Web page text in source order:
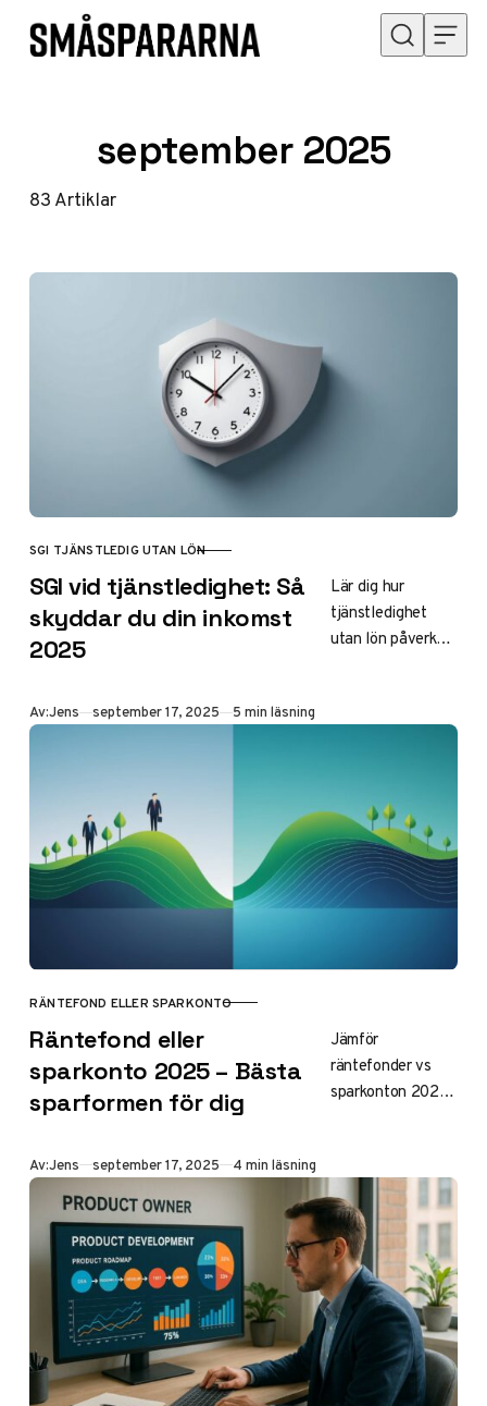
Hoppa till innehåll
september 2025
83Artiklar
KATEGORI
SGI TJÄNSTLEDIG UTAN LÖN
SGI vid tjänstledighet: Så
skyddar du din inkomst
2025
Lär dig hur
tjänstledighet
utan lön påverkar
skyddar din
ekonomi under
ledigheten.
Av:Jens Publicerad
september 17, 2025 5 min läsning
KATEGORI
RÄNTEFOND ELLER SPARKONTO
Räntefond eller
sparkonto 2025 – Bästa
sparformen för dig
Jämför
räntefonder vs
sparkonton 2025:
utifrån riskprofil,
tidshorisont och
Riksbankens
räntesänkningar.
Upp till 5,5%
ränta möjlig.
Av:Jens Publicerad
september 17, 2025 4 min läsning